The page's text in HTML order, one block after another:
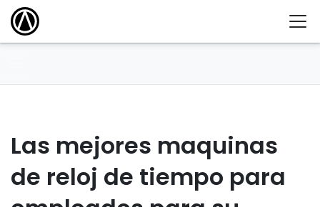
Las mejores maquinas
de reloj de tiempo para